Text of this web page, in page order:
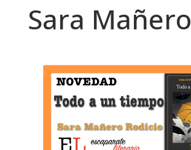
Sara Mañero